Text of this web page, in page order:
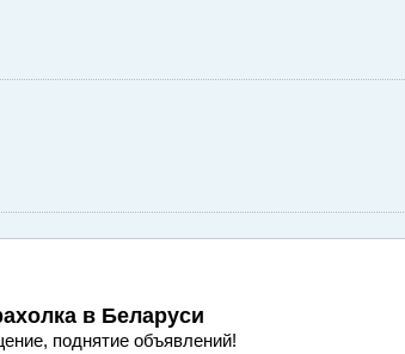
в Беларуси
поднятие объявлений!